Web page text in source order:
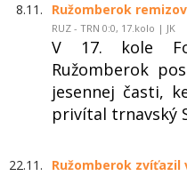
8.11. Ružomberok
RUZ - TRN 0:0, 17.kolo | JK
V 17. kole
Ružomberok
jesennej časti,
privítal trnavský
22.11. Ružomberok zvíťazil